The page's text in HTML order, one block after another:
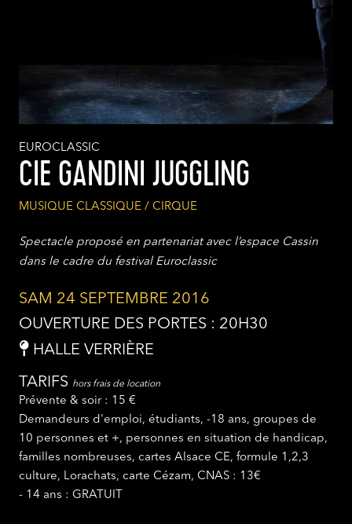
EUROCLASSIC
CIE GANDINI JUGGLING
MUSIQUE CLASSIQUE / CIRQUE
Spectacle proposé en partenariat avec l’espace Cassin
dans le cadre du festival Euroclassic
SAM 24 SEPTEMBRE 2016
OUVERTURE DES PORTES : 20H30
HALLE VERRIÈRE
TARIFS hors frais de location
Prévente & soir : 15 €
Demandeurs d'emploi, étudiants, -18 ans, groupes de
10 personnes et +, personnes en situation de handicap,
familles nombreuses, cartes Alsace CE, formule 1,2,3
culture, Lorachats, carte Cézam, CNAS : 13€
- 14 ans : GRATUIT